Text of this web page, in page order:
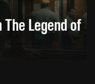
Legend of